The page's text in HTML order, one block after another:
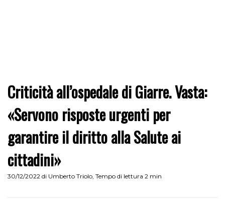
Criticità all’ospedale di Giarre. Vasta:
«Servono risposte urgenti per
garantire il diritto alla Salute ai
cittadini»
30/12/2022 di Umberto Triolo, Tempo di lettura 2 min